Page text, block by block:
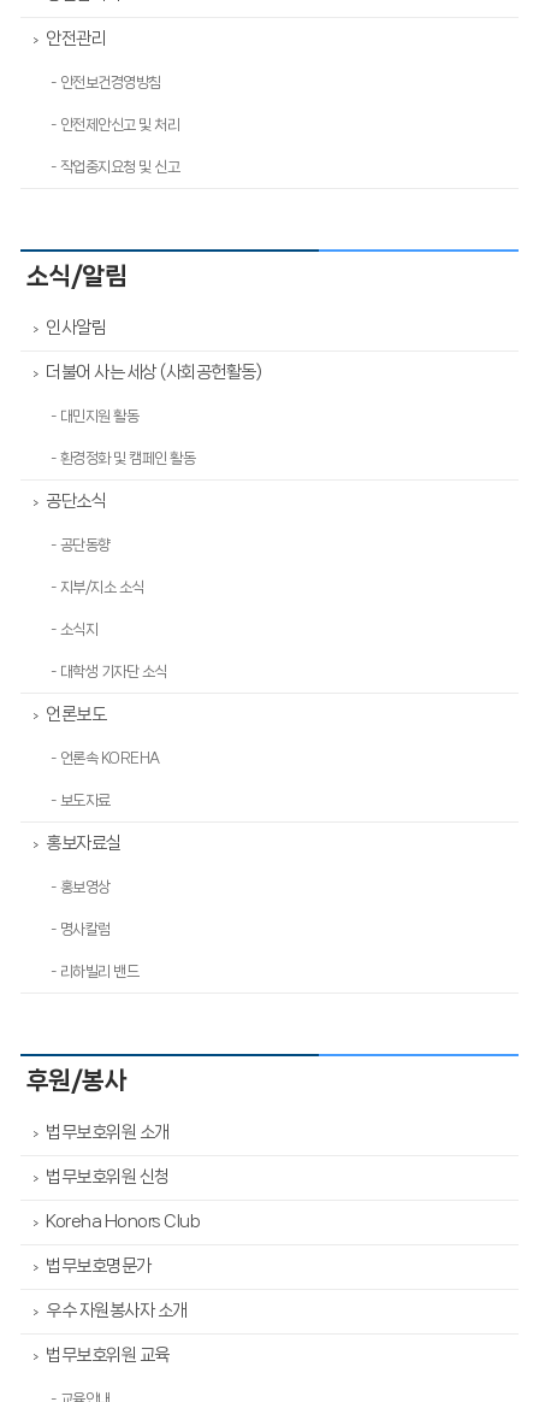
> 안전관리
- 안전보건경영방침
- 안전제안신고 및 처리
- 작업중지요청 및 신고
소식/알림
> 인사알림
> 더불어 사는 세상 (사회공헌활동)
- 대민지원 활동
- 환경정화 및 캠페인 활동
> 공단소식
- 공단동향
- 지부/지소 소식
- 소식지
- 대학생 기자단 소식
> 언론보도
- 언론속 KOREHA
- 보도자료
> 홍보자료실
- 홍보영상
- 명사칼럼
- 리하빌리 밴드
후원/봉사
> 법무보호위원 소개
> 법무보호위원 신청
> Koreha Honors Club
> 법무보호명문가
> 우수 자원봉사자 소개
> 법무보호위원 교육
- 교육안내